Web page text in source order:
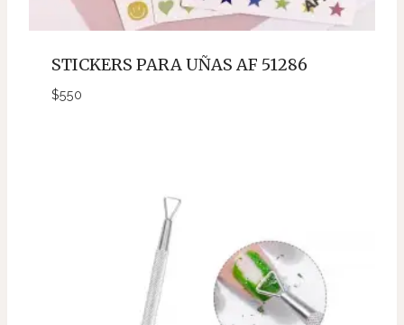
STICKERS PARA UÑAS AF 51286
$550